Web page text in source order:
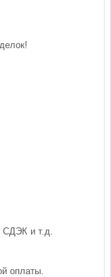
СДЭК и т.д.
оплаты.